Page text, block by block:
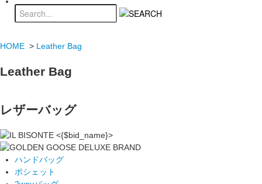
HOME > Leather Bag
Leather Bag
レザーバッグ
ハンドバッグ
ポシェット